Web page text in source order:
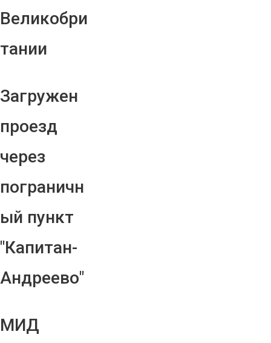
Великобри
тании
Загружен
проезд
через
пограничн
ый пункт
"Капитан-
Андреево"
МИД